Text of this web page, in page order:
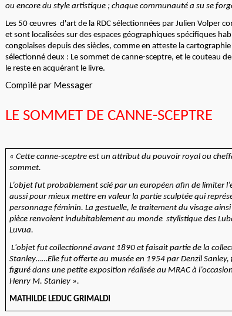
ou encore du style artistique ; chaque communauté a su se
Les 50 œuvres d'art de la RDC sélectionnées par Julien Volper
et sont localisées sur des espaces géographiques spécifiques
congolaises depuis des siècles, comme en atteste la
sélectionné deux : Le sommet de canne-sceptre, et le couteau
le reste en acquérant le livre.
Compilé par Messager
LE SOMMET DE CANNE-SCEPTRE
« Cette canne-sceptre est un attribut du pouvoir royal ou
sommet.
L’objet fut probablement scié par un européen afin de limiter
aussi pour mieux mettre en valeur la partie sculptée qui
personnage féminin. La gestuelle, le traitement du visage
pièce renvoient indubitablement au monde stylistique des
Luvua.
L'objet fut collectionné avant 1890 et faisait partie de la
Stanley……Elle fut offerte au musée en 1954 par Denzil
figuré dans une petite exposition réalisée au MRAC à
Henry M. Stanley ».
MATHILDE LEDUC GRIMALDI